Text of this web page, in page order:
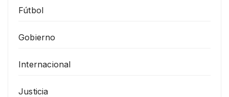
Fútbol
Gobierno
Internacional
Justicia